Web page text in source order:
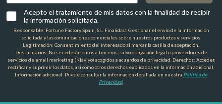
Acepto el tratamiento de mis datos con la finalidad de recibir
la información solicitada.
Responsable: Fortune Factory Spain, S.L. Finalidad: Gestionar el envío de la información
solicitada y las comunicaciones comerciales sobre nuestros productos y servicios.
Legitimación: Consentimiento del interesado al marcar la casilla de aceptación.
Destinatarios: No se cederán datos a terceros, salvo obligación legal o proveedores de
servicios de email marketing (Klaviyo) acogidos a acuerdos de privacidad. Derechos: Acceder,
rectificar y suprimir los datos, así como otros derechos explicados en la información adicional.
Información adicional: Puede consultar la información detallada en nuestra Política de
Privacidad.